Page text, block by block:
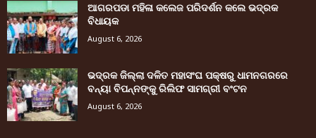
ଆଗରପଡା ମହିଳା କଲେଜ ପରିଦର୍ଶନ କଲେ ଭଦ୍ରକ
ବିଧାୟକ
August 6, 2026
ଭଦ୍ରକ ଜିଲ୍ଲା ଦଳିତ ମହାସଂଘ ପକ୍ଷରୁ ଧାମନଗରରେ
ବନ୍ୟା ବିପନ୍ନଙ୍କୁ ରିଲିଫ ସାମଗ୍ରୀ ବଂଟନ
August 6, 2026